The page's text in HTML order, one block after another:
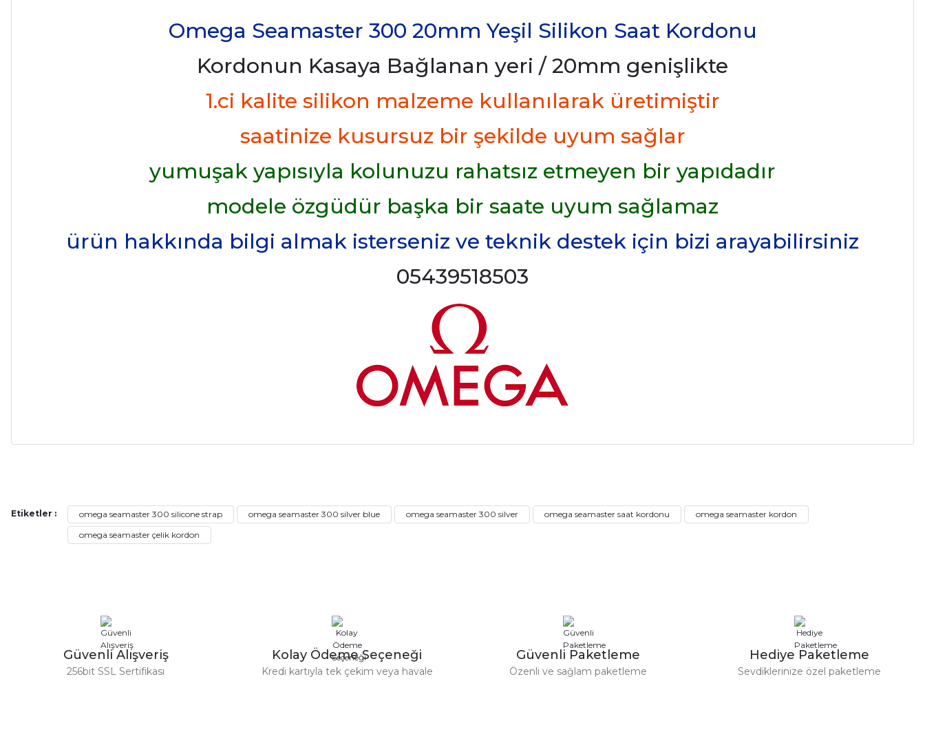
Omega Seamaster 300 20mm Yeşil Silikon Saat Kordonu
Kordonun Kasaya Bağlanan yeri / 20mm genişlikte
1.ci kalite silikon malzeme kullanılarak üretimiştir
saatinize kusursuz bir şekilde uyum sağlar
yumuşak yapısıyla kolunuzu rahatsız etmeyen bir yapıdadır
modele özgüdür başka bir saate uyum sağlamaz
ürün hakkında bilgi almak isterseniz ve teknik destek için bizi arayabilirsiniz
05439518503
Serdar Keskin | 19/05/2026
gerçekten çok kaliteil ürün geldi bu kordonu normal dışardan bir saatciye taktırsam işciliği ile birlikte enaz
Swatch yos Model saatime aldim arayip teyit aldiktan sonra yolladılar saatimede tam oldu
Mehmet Kenan | 18/02/2026
Sipariş verdikten 2 gün sonra ulaştı. Oldukça kaliteli ve şık bir görünümü var. Çok rahat ve hafif. Bileğimi
Etiketler : omega seamaster 300 silicone strap omega seamaster 300 silver blue omega seamaster 300 silver omega seamaster saat kordonu
omega seamaster kordon
omega seamaster çelik kordon
Güvenli Alışveriş
256bit SSL Sertifikası
Kolay Ödeme Seçeneği
Kredi kartıyla tek çekim veya havale
Güvenli Paketleme
Özenli ve sağlam paketleme
Hediye Paketleme
Sevdiklerinize özel paketleme